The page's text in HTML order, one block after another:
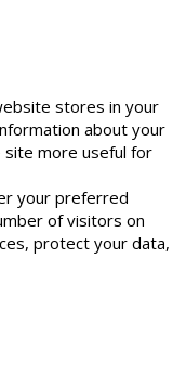
stores in your
about your
site more useful for
your preferred
of visitors on
protect your data,